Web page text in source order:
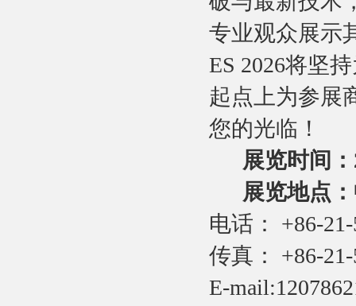
专业观众展示
ES 2026将坚
起点上为参展
您的光临！
展览时间：
展览地点：
电话： +86-
传真： +86-21-
E-